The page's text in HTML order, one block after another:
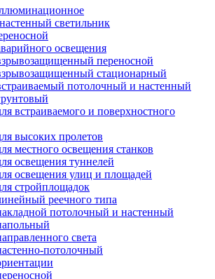
светильник
освещения
переносной
стационарный
потолочный и настенный
встраиваемого и поверхностного
высоких пролетов
местного освещения станков
освещения туннелей
освещения улиц и площадей
стройплощадок
реечного типа
потолочный и настенный
света
потолочный